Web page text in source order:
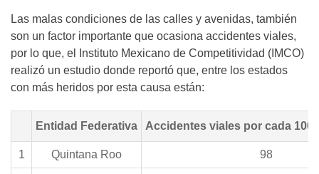
Las malas condiciones de las calles y avenidas, también
son un factor importante que ocasiona accidentes viales,
por lo que, el Instituto Mexicano de Competitividad (IMCO)
realizó un estudio donde reportó que, entre los estados
con más heridos por esta causa están:
Entidad Federativa Accidentes viales por cada 100
1 Quintana Roo 98